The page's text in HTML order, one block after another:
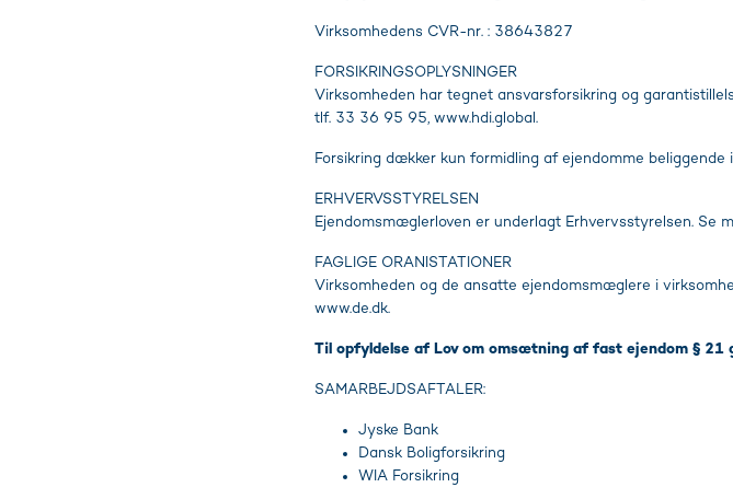
Virksomhedens CVR-nr. : 38643827
FORSIKRINGSOPLYSNINGER
Virksomheden har tegnet ansvarsforsikring og
tlf. 33 36 95 95, www.hdi.global.
Forsikring dækker kun formidling af ejendomme
ERHVERVSSTYRELSEN
Ejendomsmæglerloven er underlagt Erhvervsstyrelsen. Se
FAGLIGE ORANISTATIONER
Virksomheden og de ansatte ejendomsmæglere i
www.de.dk.
Til opfyldelse af Lov om omsætning af fast ejendom § 21
SAMARBEJDSAFTALER:
Jyske Bank
Dansk Boligforsikring
WIA Forsikring